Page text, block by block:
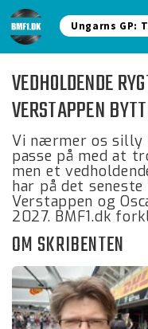
Ungarns GP:
VEDHOLDENDE
VERSTAPPEN
Vi nærmer os silly
passe på med at
men et
har på det
Verstappen og
2027. BMF1.dk
OM SKRIBENTEN